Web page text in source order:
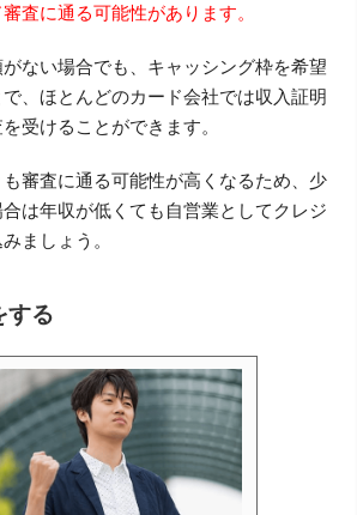
査に通る可能性があります。
ない場合でも、キャッシング枠を希望
、ほとんどのカード会社では収入証明
受けることができます。
審査に通る可能性が高くなるため、少
は年収が低くても自営業としてクレジ
ましょう。
する